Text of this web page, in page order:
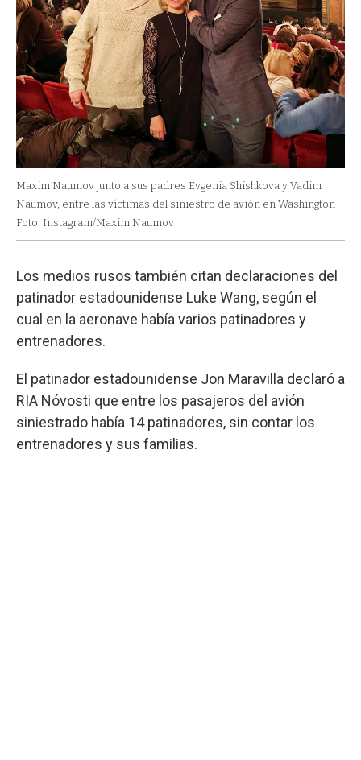
Maxim Naumov junto a sus padres Evgenia Shishkova y Vadim
Naumov, entre las víctimas del siniestro de avión en Washington
Foto: Instagram/Maxim Naumov
Los medios rusos también citan declaraciones del
patinador estadounidense Luke Wang, según el
cual en la aeronave había varios patinadores y
entrenadores.
El patinador estadounidense Jon Maravilla declaró a
RIA Nóvosti que entre los pasajeros del avión
siniestrado había 14 patinadores, sin contar los
entrenadores y sus familias.